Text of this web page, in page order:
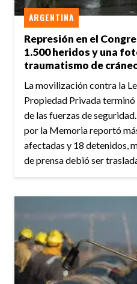
Represión en el
1.500 heridos y una
traumatismo de
ARGENTINA
La movilización contra la
Propiedad Privada
de las fuerzas de
por la Memoria reportó
afectadas y 18 detenidos,
de prensa debió ser